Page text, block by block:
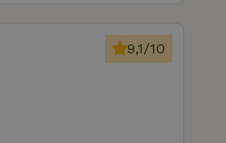
9,1/10